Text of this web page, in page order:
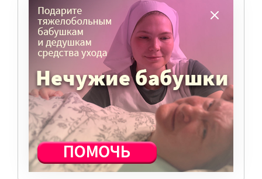
ПОРТАЛ!
Мы просим подписаться на небольшой, но
регулярный платеж в пользу нашего сайта.
Милосердие.ru работает благодаря добровольным
пожертвованиям наших читателей. На
командировки, съемки, зарплаты редакторов,
журналистов и техническую поддержку сайта
нужны средства.
ПОМОЧЬ ПОРТАЛУ